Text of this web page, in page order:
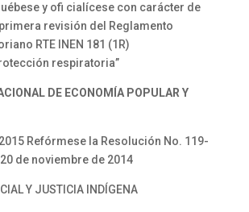
y ofi cialícese con carácter de
revisión del Reglamento
RTE INEN 181 (1R)
respiratoria”
DE ECONOMÍA POPULAR Y
Refórmese la Resolución No. 119-
20 de noviembre de 2014
Y JUSTICIA INDÍGENA